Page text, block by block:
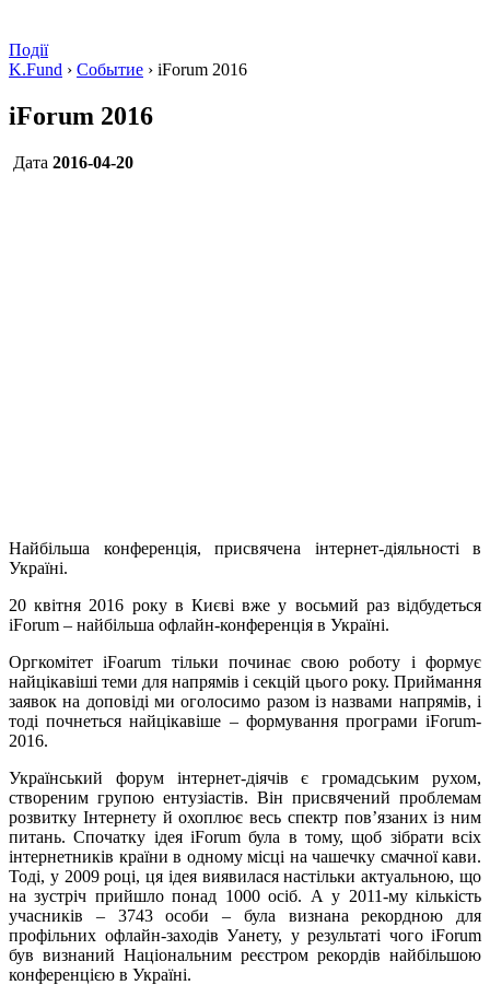
Події
K.Fund › Событие › iForum 2016
iForum 2016
Дата 2016-04-20
Найбільша конференція, присвячена інтернет-діяльності в
Україні.
20 квітня 2016 року в Києві вже у восьмий раз відбудеться
iForum – найбільша офлайн-конференція в Україні.
Оргкомітет iFoarum тільки починає свою роботу і формує
найцікавіші теми для напрямів і секцій цього року. Приймання
заявок на доповіді ми оголосимо разом із назвами напрямів, і
тоді почнеться найцікавіше – формування програми iForum-
2016.
Український форум інтернет-діячів є громадським рухом,
створеним групою ентузіастів. Він присвячений проблемам
розвитку Інтернету й охоплює весь спектр пов’язаних із ним
питань. Спочатку ідея iForum була в тому, щоб зібрати всіх
інтернетників країни в одному місці на чашечку смачної кави.
Тоді, у 2009 році, ця ідея виявилася настільки актуальною, що
на зустріч прийшло понад 1000 осіб. А у 2011-му кількість
учасників – 3743 особи – була визнана рекордною для
профільних офлайн-заходів Уанету, у результаті чого iForum
був визнаний Національним реєстром рекордів найбільшою
конференцією в Україні.